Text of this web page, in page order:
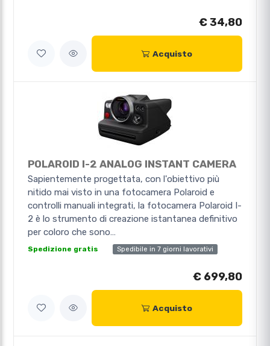
€ 34,80
Acquisto
POLAROID I-2 ANALOG INSTANT CAMERA
Sapientemente progettata, con l'obiettivo più
nitido mai visto in una fotocamera Polaroid e
controlli manuali integrati, la fotocamera Polaroid I-
2 è lo strumento di creazione istantanea definitivo
per coloro che sono…
Spedizione gratis Spedibile in 7 giorni lavorativi
€ 699,80
Acquisto